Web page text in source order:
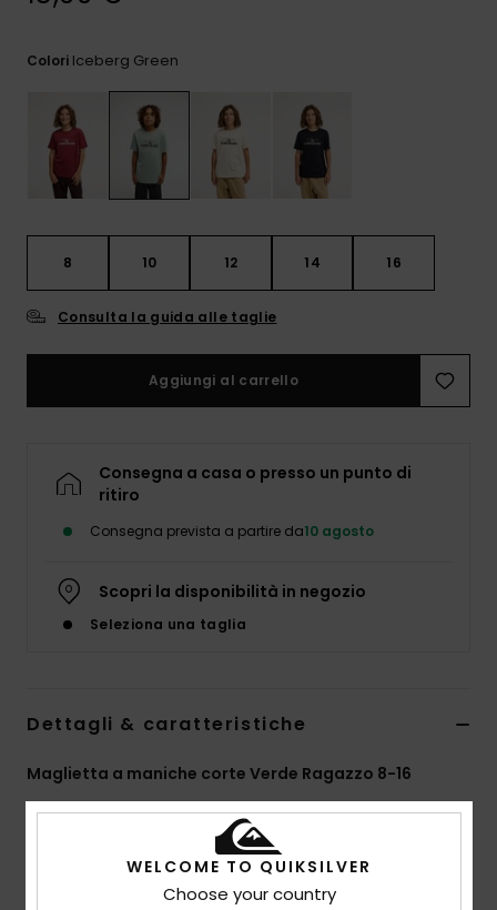
contatto.
Consulta
le FAQ
Colori Iceberg Green
8 10 12 14 16
Consulta la guida alle taglie
Aggiungi al carrello
Consegna a casa o presso un punto di
ritiro
Consegna prevista a partire da10 agosto
Scopri la disponibilità in negozio
Seleziona una taglia
Dettagli & caratteristiche
Maglietta a maniche corte Verde Ragazzo 8-16
StyleEQBZT05019 Codice coloreghg0
CaratteristicheWELCOME TO QUIKSILVER
Choose your country